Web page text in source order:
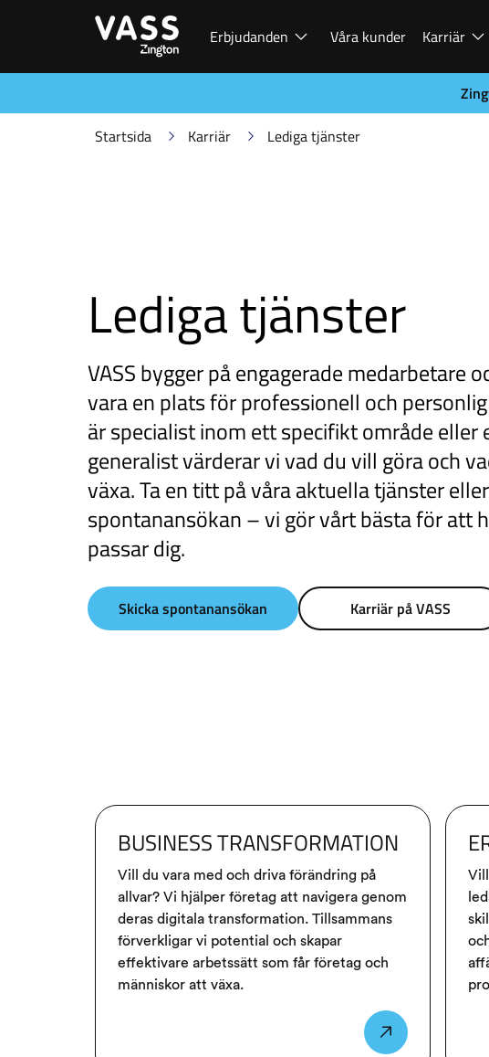
Erbjudanden Våra kunder Karriär
Startsida
Karriär Lediga tjänster
Lediga tjänster
VASS bygger på engagerade medarbetare
vara en plats för professionell och
är specialist inom ett specifikt område eller
generalist värderar vi vad du vill göra och
växa. Ta en titt på våra aktuella tjänster
spontanansökan – vi gör vårt bästa för att
passar dig.
Skicka spontanansökan Karriär på VASS
BUSINESS TRANSFORMATION
Vill du vara med och driva förändring på
allvar? Vi hjälper företag att navigera genom
deras digitala transformation. Tillsammans
förverkligar vi potential och skapar
effektivare arbetssätt som får företag och
människor att växa.